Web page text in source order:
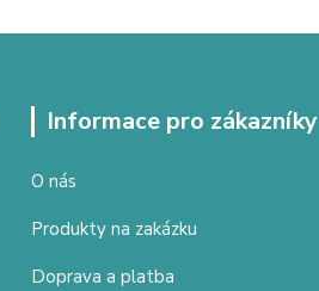
Informace pro zákazníky
O nás
Produkty na zakázku
Doprava a platba